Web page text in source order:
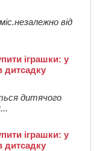
від
іграшки: у
дитсадку
дитячого
іграшки: у
дитсадку